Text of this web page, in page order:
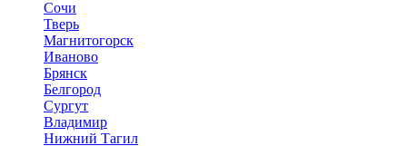
Сочи
Тверь
Магнитогорск
Иваново
Брянск
Белгород
Сургут
Владимир
Нижний Тагил